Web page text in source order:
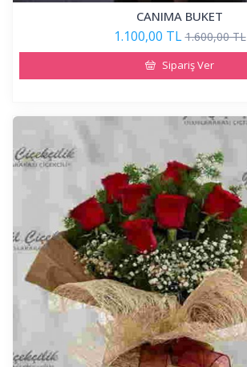
CANIMA BUKET
1.100,00 TL 1.600,00 TL
Sipariş Ver